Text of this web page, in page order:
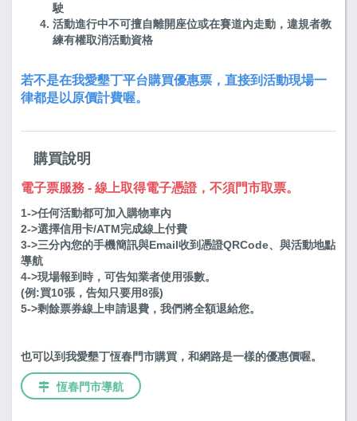
駛
活動進行中不可擅自離開座位或在賽道內走動，違規者教
練有權取消活動資格
若不是在我愛墾丁平台購買優惠票，直接到活動現場一
律都是以原價計費喔。
購買說明
電子票服務 - 線上取得電子憑證，不須門市取票。
1->任何活動都可加入購物車內
2->選擇信用卡/ATM完成線上付費
3->三分內您的手機簡訊與Email收到憑證QRCode、與活動地點
導航
4->現場報到時，可告知業者使用張數。
(例:買10張，告知只要用8張)
5->剩餘票券線上申請退費，我們將全額退給您。
也可以到我愛墾丁恆春門市購買，和網路是一樣的優惠價喔。
恆春門市導航